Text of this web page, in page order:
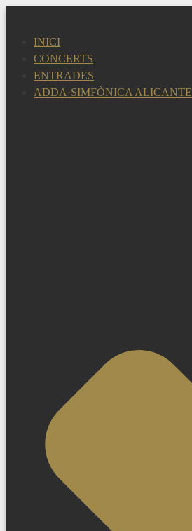
contingutINICI
CONCERTS
ENTRADES
ADDA·SIMFÒNICA ALICANTE